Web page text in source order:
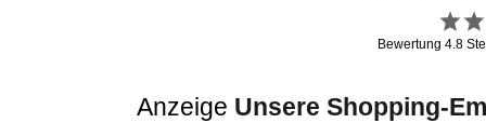
Bewertung 4.8
Anzeige Unsere Shopping-